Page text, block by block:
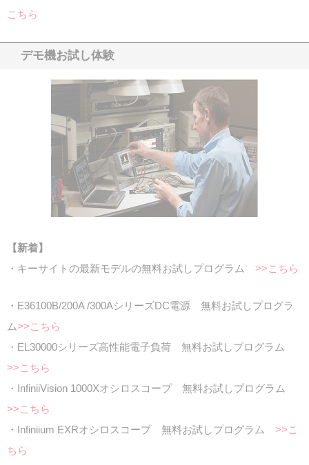
こちら
デモ機お試し体験
【新着】
・キーサイトの最新モデルの無料お試しプログラム >>こちら
・E36100B/200A /300AシリーズDC電源 無料お試しプログラ
ム>>こちら
・EL30000シリーズ高性能電子負荷 無料お試しプログラム
>>こちら
・InfiniiVision 1000Xオシロスコープ 無料お試しプログラム
>>こちら
・Infiniium EXRオシロスコープ 無料お試しプログラム >>こ
ちら